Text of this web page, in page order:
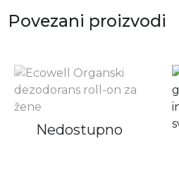
Povezani proizvodi
Nedostupno